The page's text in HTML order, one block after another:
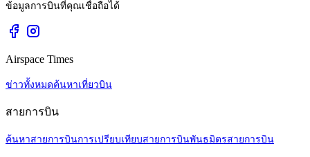
ข้อมูลการบินที่คุณเชื่อถือได้
Airspace Times
ข่าวทั้งหมดค้นหาเที่ยวบิน
สายการบิน
ค้นหาสายการบินการเปรียบเทียบสายการบินพันธมิตรสายการบิน